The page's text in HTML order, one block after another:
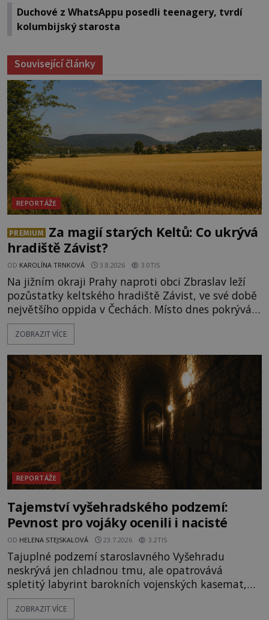
Duchové z WhatsAppu posedli teenagery, tvrdí
kolumbijský starosta
Související články
REPORTÁŽE
PREMIUM
Za magií starých Keltů: Co ukrývá
hradiště Závist?
OD KAROLÍNA TRNKOVÁ 3.8.2026 3.0TIS
Na jižním okraji Prahy naproti obci Zbraslav leží
pozůstatky keltského hradiště Závist, ve své době
největšího oppida v Čechách. Místo dnes pokrývá
les, zbytky po kdysi monumentálním hradišti jsou
ale v terénu patrné stále. Co dalšího tu po Keltech
vrch Hr
ZOBRAZIT VÍCE
REPORTÁŽE
Tajemství vyšehradského podzemí:
Pevnost pro vojáky ocenili i nacisté
OD HELENA STEJSKALOVÁ 23.7.2026 3.2TIS
Tajuplné podzemí staroslavného Vyšehradu
neskrývá jen chladnou tmu, ale opatrovává
spletitý labyrint barokních vojenských kasemat,
zapomenuté chrámy a vzácné národní poklady.
Hluboko uvnitř mohutné skály nad řekou Vltavou
ZOBRAZIT VÍCE